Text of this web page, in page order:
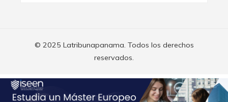
© 2025 Latribunapanama. Todos los derechos
reservados.